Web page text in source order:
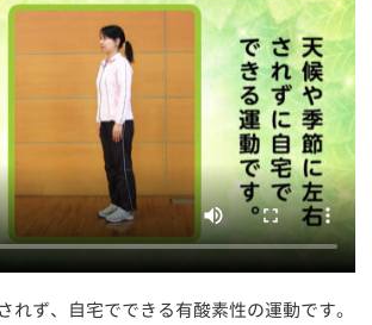
れず、自宅でできる有酸素性の運動です。